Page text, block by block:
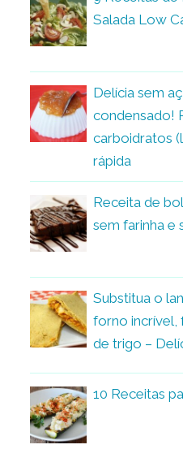
Salada Low
Delícia sem
condensado!
carboidratos
rápida
Receita de
sem farinha e
Substitua o
forno incrível,
de trigo –
10 Receitas